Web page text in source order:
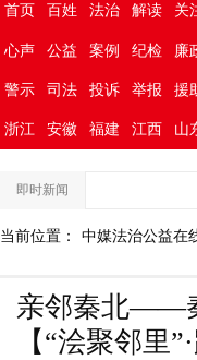
首页 百姓 法治 解读 关
心声 公益 案例 纪检 廉
警示 司法 投诉 举报 援
浙江 安徽 福建 江西 山
即时新闻
当前位置： 中媒法治公益在
亲邻秦北——
【“浍聚邻